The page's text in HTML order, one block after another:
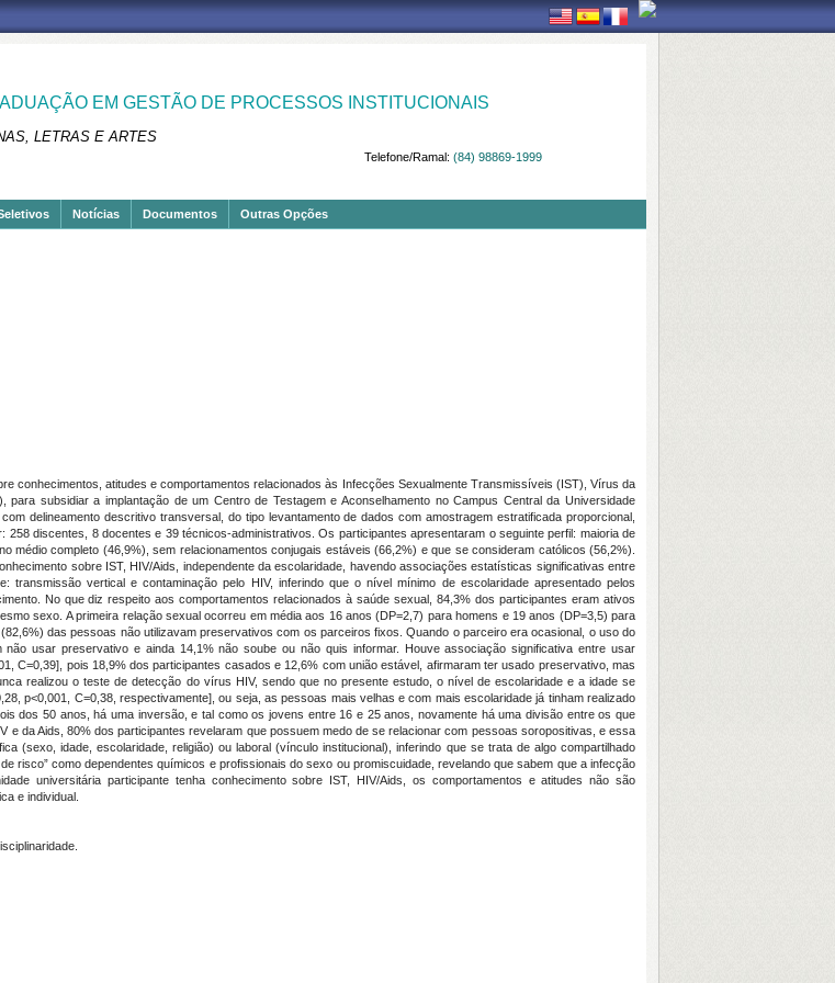
EM GESTÃO DE PROCESSOS INSTITUCIONAIS
LETRAS E ARTES
Telefone/Ramal: (84) 98869-1999
Notícias Documentos Outras Opções
conhecimentos, atitudes e comportamentos relacionados às Infecções Sexualmente Transmissíveis (IST), Vírus da
para subsidiar a implantação de um Centro de Testagem e Aconselhamento no Campus Central da Universidade
delineamento descritivo transversal, do tipo levantamento de dados com amostragem estratificada proporcional,
258 discentes, 8 docentes e 39 técnicos-administrativos. Os participantes apresentaram o seguinte perfil: maioria de
completo (46,9%), sem relacionamentos conjugais estáveis (66,2%) e que se consideram católicos (56,2%).
sobre IST, HIV/Aids, independente da escolaridade, havendo associações estatísticas significativas entre
vertical e contaminação pelo HIV, inferindo que o nível mínimo de escolaridade apresentado pelos
No que diz respeito aos comportamentos relacionados à saúde sexual, 84,3% dos participantes eram ativos
sexo. A primeira relação sexual ocorreu em média aos 16 anos (DP=2,7) para homens e 19 anos (DP=3,5) para
das pessoas não utilizavam preservativos com os parceiros fixos. Quando o parceiro era ocasional, o uso do
usar preservativo e ainda 14,1% não soube ou não quis informar. Houve associação significativa entre usar
C=0,39], pois 18,9% dos participantes casados e 12,6% com união estável, afirmaram ter usado preservativo, mas
realizou o teste de detecção do vírus HIV, sendo que no presente estudo, o nível de escolaridade e a idade se
p<0,001, C=0,38, respectivamente], ou seja, as pessoas mais velhas e com mais escolaridade já tinham realizado
dos 50 anos, há uma inversão, e tal como os jovens entre 16 e 25 anos, novamente há uma divisão entre os que
e da Aids, 80% dos participantes revelaram que possuem medo de se relacionar com pessoas soropositivas, e essa
(sexo, idade, escolaridade, religião) ou laboral (vínculo institucional), inferindo que se trata de algo compartilhado
risco” como dependentes químicos e profissionais do sexo ou promiscuidade, revelando que sabem que a infecção
universitária participante tenha conhecimento sobre IST, HIV/Aids, os comportamentos e atitudes não são
e individual.